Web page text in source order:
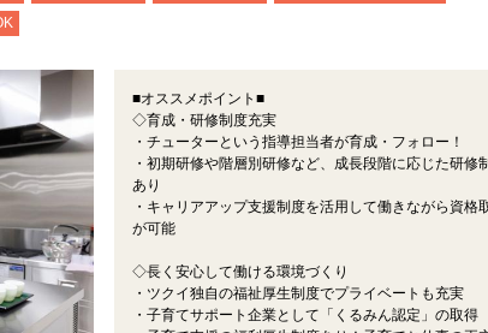
■オススメポイント■
◇育成・研修制度充実
・チューターという指導担当者が育成・フォロー！
・初期研修や階層別研修など、成長段階に応じた研修
あり
・キャリアアップ支援制度を活用して働きながら資格
が可能
◇長く安心して働ける環境づくり
・ツクイ独自の福祉厚生制度でプライベートも充実
・子育てサポート企業として「くるみん認定」の取得